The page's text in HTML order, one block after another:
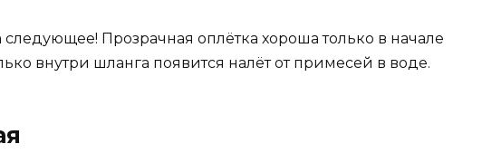
Прозрачная оплётка хороша только в начале
внутри шланга появится налёт от примесей в воде.